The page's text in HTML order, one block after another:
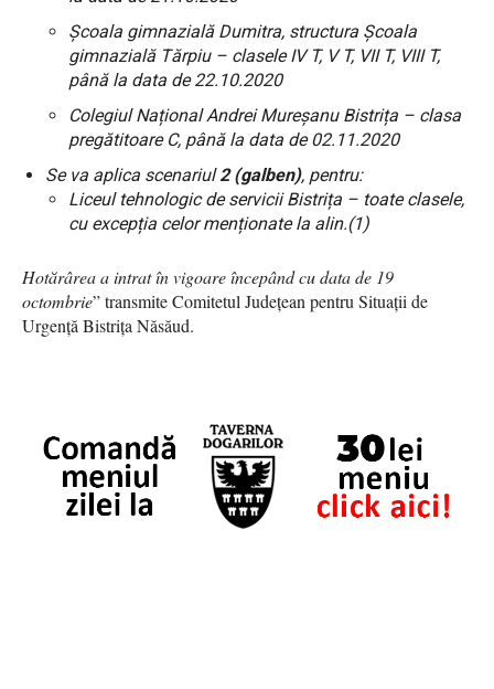
Școala gimnazială Dumitra, structura Școala
gimnazială Tărpiu – clasele IV T, V T, VII T, VIII T,
până la data de 22.10.2020
Colegiul Național Andrei Mureșanu Bistrița – clasa
pregătitoare C, până la data de 02.11.2020
Se va aplica scenariul2 (galben), pentru:
Liceul tehnologic de servicii Bistrița – toate clasele,
cu excepția celor menționate la alin.(1)
Hotărârea a intrat în vigoare începând cu data de 19
octombrie” transmite Comitetul Județean pentru Situații de
Urgență Bistrița Năsăud.